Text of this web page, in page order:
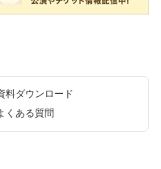
料ダウンロード
くある質問